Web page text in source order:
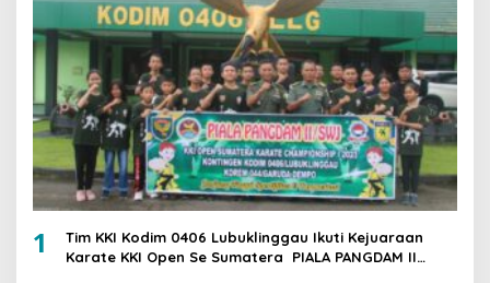
1
Tim KKI Kodim 0406 Lubuklinggau Ikuti Kejuaraan
Karate KKI Open Se Sumatera PIALA PANGDAM II